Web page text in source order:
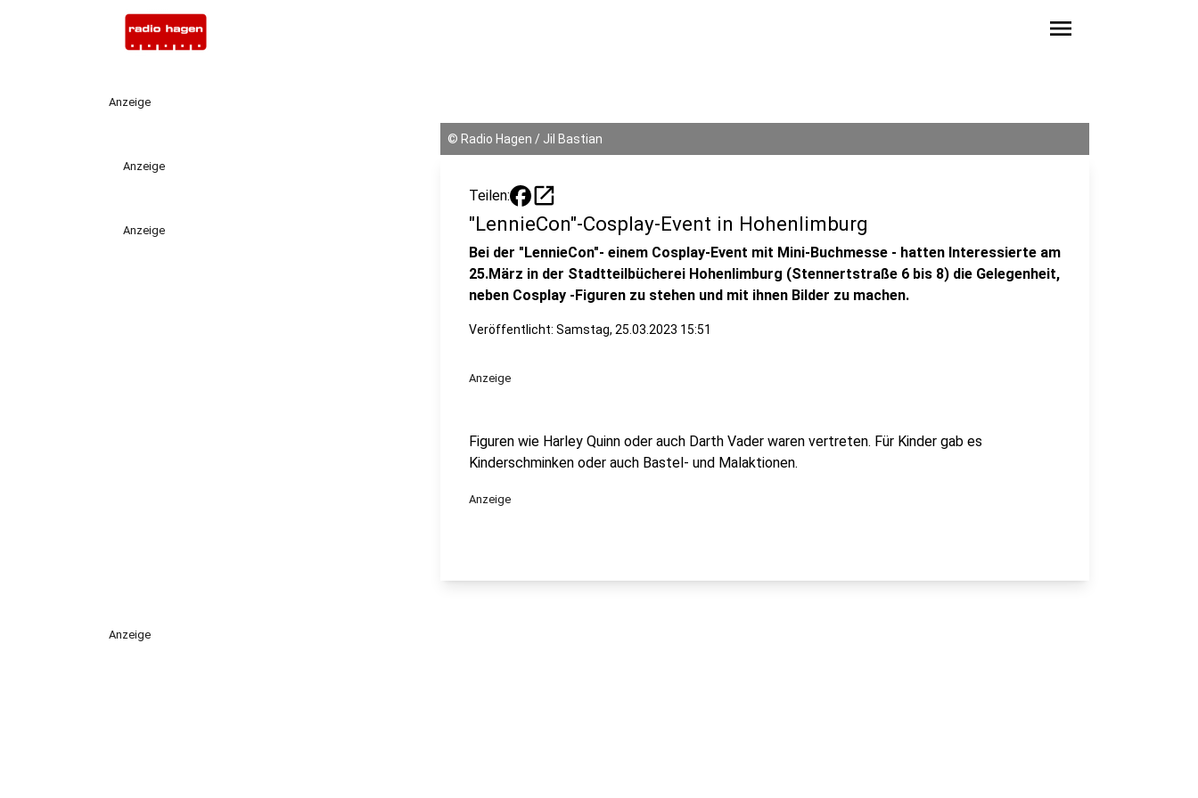
menu
Anzeige
Anzeige
Anzeige
© Radio Hagen / Jil Bastian
Teilen: open_in_new
"LennieCon"-Cosplay-Event in Hohenlimburg
Bei der "LennieCon"- einem Cosplay-Event mit Mini-Buchmesse - hatten Interessierte am
25.März in der Stadtteilbücherei Hohenlimburg (Stennertstraße 6 bis 8) die Gelegenheit,
neben Cosplay -Figuren zu stehen und mit ihnen Bilder zu machen.
Veröffentlicht: Samstag, 25.03.2023 15:51
Anzeige
Figuren wie Harley Quinn oder auch Darth Vader waren vertreten. Für Kinder gab es
Kinderschminken oder auch Bastel- und Malaktionen.
Anzeige
Anzeige